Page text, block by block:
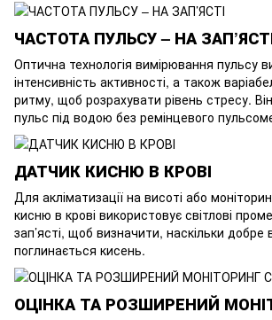
ЧАСТОТА ПУЛЬСУ – НА
Оптична технологія вимірювання пульсу
інтенсивність активності, а також
ритму, щоб розрахувати рівень стресу.
пульс під водою без ремінцевого
ДАТЧИК КИСНЮ В КРОВІ
Для акліматизації на висоті або
кисню в крові використовує світлові
зап’ясті, щоб визначити, наскільки
поглинається кисень.
ОЦІНКА ТА РОЗШИРЕНИЙ